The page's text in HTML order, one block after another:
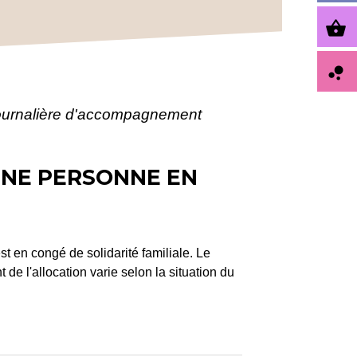
d'accompagnement
PERSONNE EN
en congé de solidarité familiale. Le
de l'allocation varie selon la situation du
shopping_basket
bubble_chart